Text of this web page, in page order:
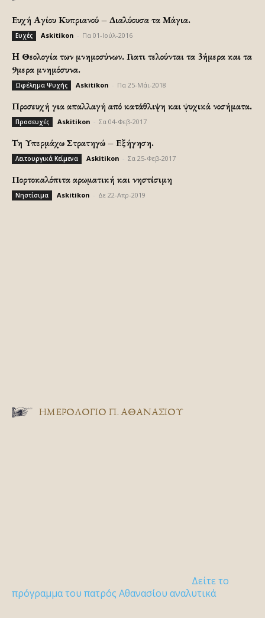
Ευχή Αγίου Κυπριανού – Διαλύουσα τα Μάγια.
Ευχές Askitikon Πα 01-Ιούλ-2016
H Θεολογία των μνημοσύνων. Γιατι τελούνται τα 3ήμερα και τα
9μερα μνημόσυνα.
Ωφέλημα Ψυχής Askitikon Πα 25-Μάι-2018
Προσευχή για απαλλαγή από κατάθλιψη και ψυχικά νοσήματα.
Προσευχές Askitikon Σα 04-Φεβ-2017
Τη Υπερμάχω Στρατηγώ – Εξήγηση.
Λειτουργικά Κείμενα Askitikon Σα 25-Φεβ-2017
Πορτοκαλόπιτα αρωματική και νηστίσιμη
Νηστίσιμα Askitikon Δε 22-Απρ-2019
ΗΜΕΡΟΛΟΓΙΟ Π. ΑΘΑΝΑΣΙΟΥ
Δείτε το
πρόγραμμα του πατρός Αθανασίου αναλυτικά